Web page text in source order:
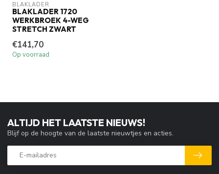
BLAKLADER
BLAKLADER 1720
WERKBROEK 4-WEG
STRETCH ZWART
€141,70
Op voorraad
ALTIJD HET LAATSTE NIEUWS!
Blijf op de hoogte van de laatste nieuwtjes en acties.